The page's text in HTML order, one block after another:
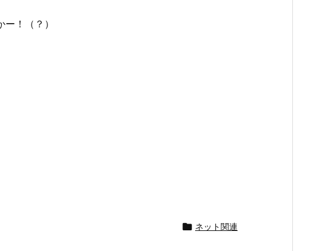
！（？）
 ネット関連